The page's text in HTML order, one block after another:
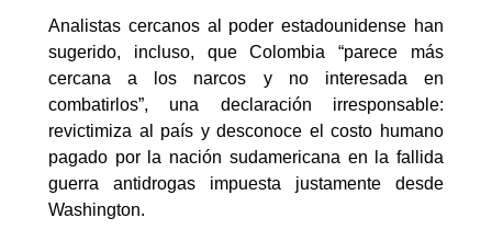
Analistas cercanos al poder estadounidense han
sugerido, incluso, que Colombia “parece más
cercana a los narcos y no interesada en
combatirlos”, una declaración irresponsable:
revictimiza al país y desconoce el costo humano
pagado por la nación sudamericana en la fallida
guerra antidrogas impuesta justamente desde
Washington.